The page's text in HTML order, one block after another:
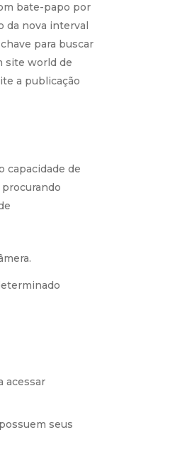
bate-papo por
da nova interval
para buscar
site world de
a publicação
capacidade de
acessar
seus